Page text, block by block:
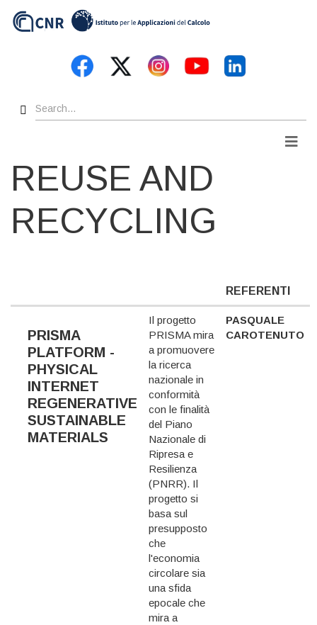
Search
REUSE AND
RECYCLING
REFERENTI
PRISMA
PLATFORM -
PHYSICAL
INTERNET
REGENERATIVE
SUSTAINABLE
MATERIALS
Il progetto
PRISMA mira
a promuovere
la ricerca
nazionale in
conformità
con le finalità
del Piano
Nazionale di
Ripresa e
Resilienza
(PNRR). Il
progetto si
basa sul
presupposto
che
l'economia
circolare sia
una sfida
epocale che
mira a
PASQUALE
CAROTENUTO